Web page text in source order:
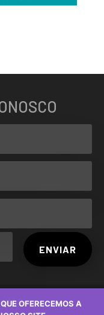
ENVIAR
LLCOFERECEMOS A